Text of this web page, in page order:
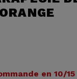
en 10/